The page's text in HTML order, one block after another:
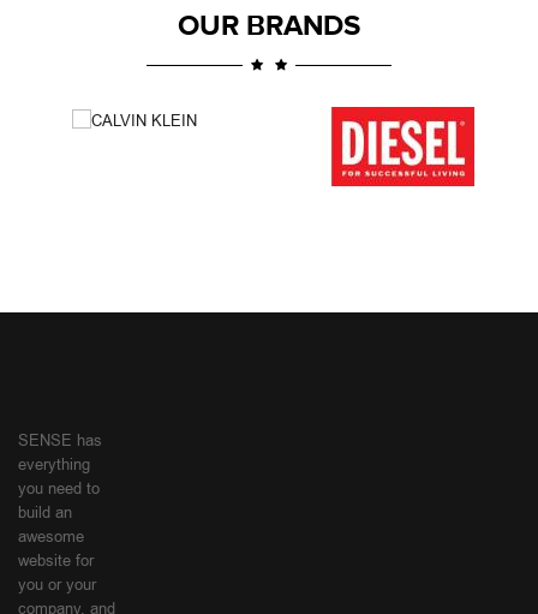
OUR BRANDS
SENSE has
everything
you need to
build an
awesome
website for
you or your
company, and